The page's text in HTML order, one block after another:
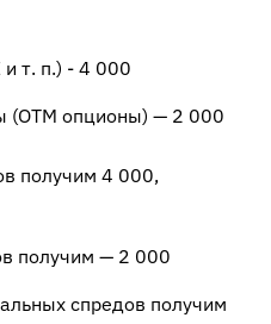
и т. п.) - 4 000
(ОТМ опционы) — 2 000
получим 4 000,
получим — 2 000
спредов получим